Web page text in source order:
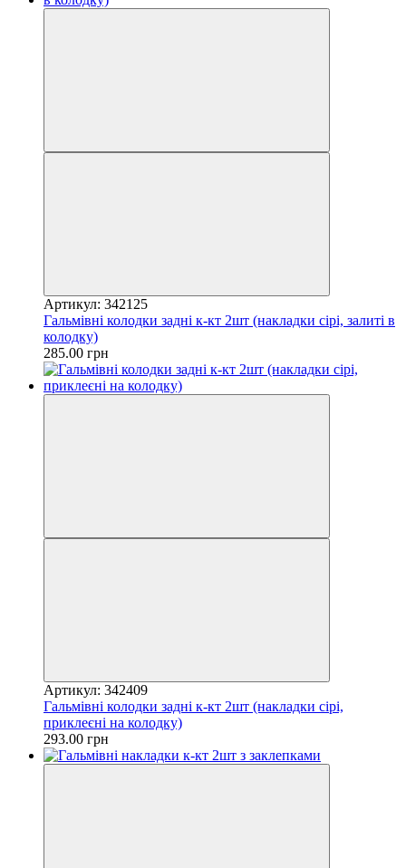
Артикул: 342125
Гальмівні колодки задні к-кт 2шт (накладки сірі, залиті в
колодку)
285.00 грн
Артикул: 342409
Гальмівні колодки задні к-кт 2шт (накладки сірі,
приклеєні на колодку)
293.00 грн